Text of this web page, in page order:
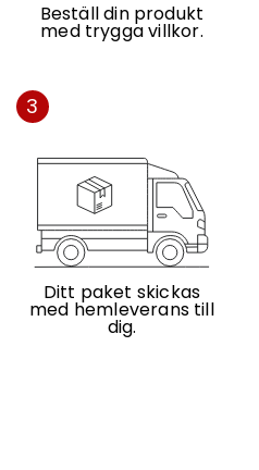
Beställ din produkt
med trygga villkor.
3
Ditt paket skickas
med hemleverans till
dig.